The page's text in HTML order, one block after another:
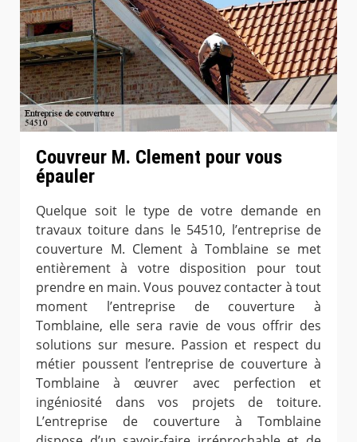
Couvreur M. Clement pour vous
épauler
Quelque soit le type de votre demande en
travaux toiture dans le 54510, l’entreprise de
couverture M. Clement à Tomblaine se met
entièrement à votre disposition pour tout
prendre en main. Vous pouvez contacter à tout
moment l’entreprise de couverture à
Tomblaine, elle sera ravie de vous offrir des
solutions sur mesure. Passion et respect du
métier poussent l’entreprise de couverture à
Tomblaine à œuvrer avec perfection et
ingéniosité dans vos projets de toiture.
L’entreprise de couverture à Tomblaine